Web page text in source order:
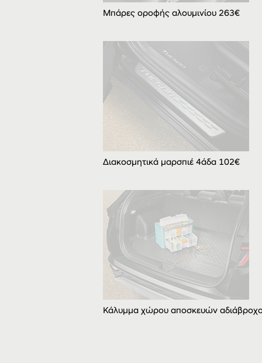
Μπάρες οροφής αλουμινίου 263€
Διακοσμητικά μαρσπιέ 4άδα 102€
Κάλυμμα χώρου αποσκευών